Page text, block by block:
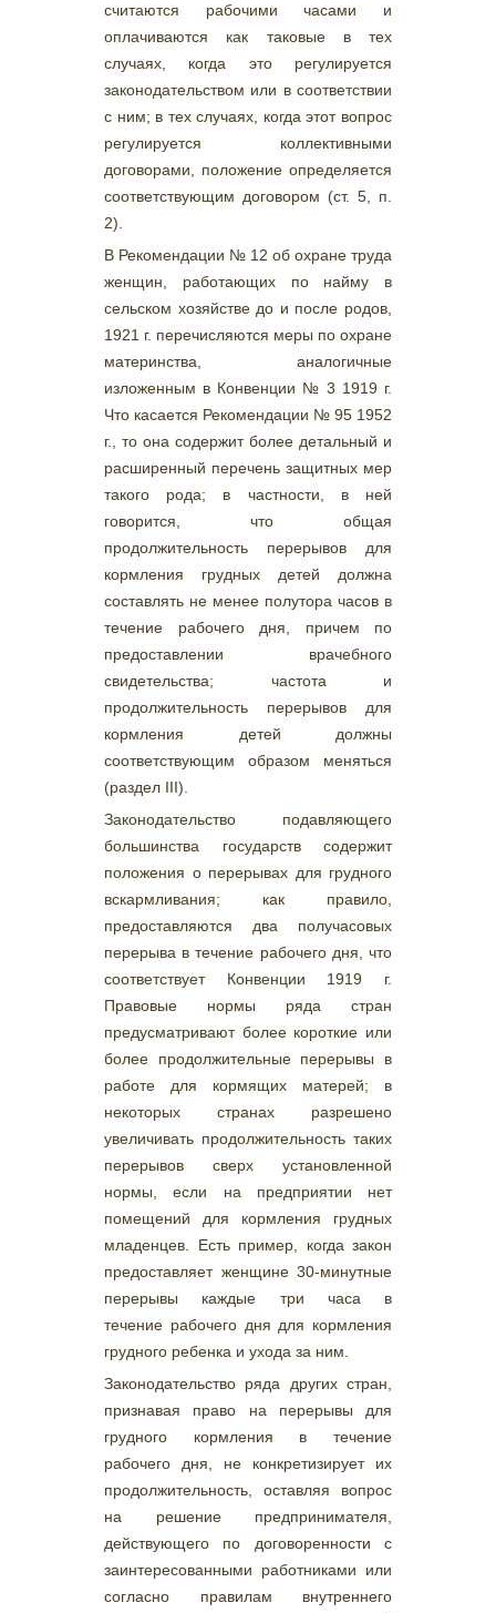
считаются рабочими часами и
оплачиваются как таковые в тех
случаях, когда это регулируется
законодательством или в соответствии
с ним; в тех случаях, когда этот вопрос
регулируется коллективными
договорами, положение определяется
соответствующим договором (ст. 5, п.
2).
В Рекомендации № 12 об охране труда
женщин, работающих по найму в
сельском хозяйстве до и после родов,
1921 г. перечисляются меры по охране
материнства, аналогичные
изложенным в Конвенции № 3 1919 г.
Что касается Рекомендации № 95 1952
г., то она содержит более детальный и
расширенный перечень защитных мер
такого рода; в частности, в ней
говорится, что общая
продолжительность перерывов для
кормления грудных детей должна
составлять не менее полутора часов в
течение рабочего дня, причем по
предоставлении врачебного
свидетельства; частота и
продолжительность перерывов для
кормления детей должны
соответствующим образом меняться
(раздел III).
Законодательство подавляющего
большинства государств содержит
положения о перерывах для грудного
вскармливания; как правило,
предоставляются два получасовых
перерыва в течение рабочего дня, что
соответствует Конвенции 1919 г.
Правовые нормы ряда стран
предусматривают более короткие или
более продолжительные перерывы в
работе для кормящих матерей; в
некоторых странах разрешено
увеличивать продолжительность таких
перерывов сверх установленной
нормы, если на предприятии нет
помещений для кормления грудных
младенцев. Есть пример, когда закон
предоставляет женщине 30-минутные
перерывы каждые три часа в
течение рабочего дня для кормления
грудного ребенка и ухода за ним.
Законодательство ряда других стран,
признавая право на перерывы для
грудного кормления в течение
рабочего дня, не конкретизирует их
продолжительность, оставляя вопрос
на решение предпринимателя,
действующего по договоренности с
заинтересованными работниками или
согласно правилам внутреннего